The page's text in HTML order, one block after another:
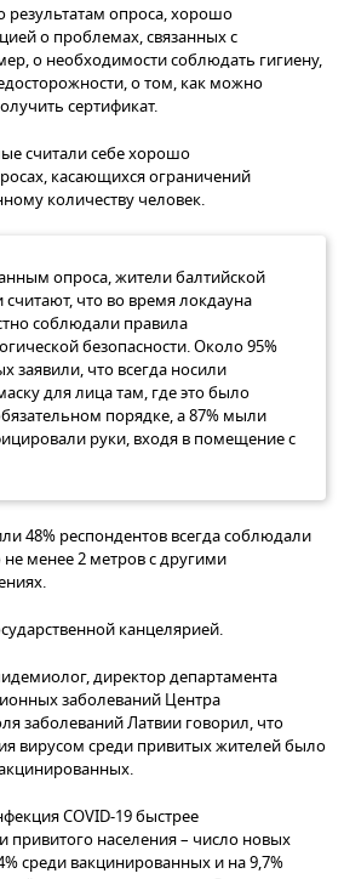
опроса, хорошо
о проблемах, связанных с
о необходимости соблюдать гигиену,
о том, как можно
сертификат.
считали себе хорошо
касающихся ограничений
количеству человек.
опроса, жители балтийской
считают, что во время локдауна
соблюдали правила
безопасности. Около 95%
заявили, что всегда носили
для лица там, где это было
порядке, а 87% мыли
руки, входя в помещение с
48% респондентов всегда соблюдали
менее 2 метров с другими
канцелярией.
директор департамента
заболеваний Центра
заболеваний Латвии говорил, что
вирусом среди привитых жителей было
COVID-19 быстрее
привитого населения – число новых
среди вакцинированных и на 9,7%